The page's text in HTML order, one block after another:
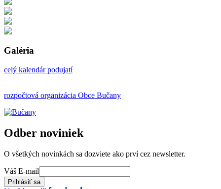
Galéria
celý kalendár podujatí
rozpočtová organizácia Obce Bučany
Odber noviniek
O všetkých novinkách sa dozviete ako prví cez newsletter.
Váš E-mail